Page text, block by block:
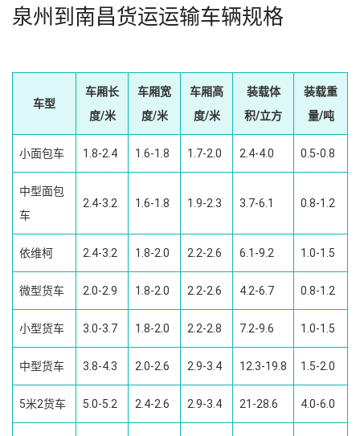
泉州到南昌货运运输车辆规格
车型
车厢长
度/米
车厢宽
度/米
车厢高
度/米
装载体
积/立方
装载重
量/吨
小面包车 1.8-2.4 1.6-1.8 1.7-2.0 2.4-4.0 0.5-0.8
中型面包
车
2.4-3.2 1.6-1.8 1.9-2.3 3.7-6.1 0.8-1.2
依维柯 2.4-3.2 1.8-2.0 2.2-2.6 6.1-9.2 1.0-1.5
微型货车 2.0-2.9 1.8-2.0 2.2-2.6 4.2-6.7 0.8-1.2
小型货车 3.0-3.7 1.8-2.0 2.2-2.8 7.2-9.6 1.0-1.5
中型货车 3.8-4.3 2.0-2.6 2.9-3.4 12.3-19.8 1.5-2.0
5米2货车 5.0-5.2 2.4-2.6 2.9-3.4 21-28.6 4.0-6.0